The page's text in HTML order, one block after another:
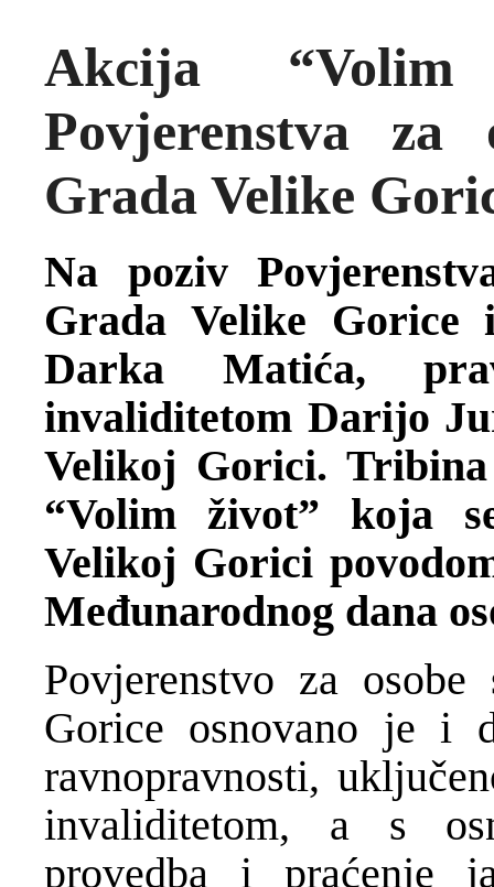
Akcija
Povjerenstva za
Grada Velike
Na poziv
Grada Velike Gorice
Darka Matića,
invaliditetom Darijo
Velikoj Gorici.
“Volim život” koja
Velikoj Gorici
Međunarodnog dana
Povjerenstvo za
Gorice osnovano je i
ravnopravnosti,
invaliditetom, a s
provedba i praćenje